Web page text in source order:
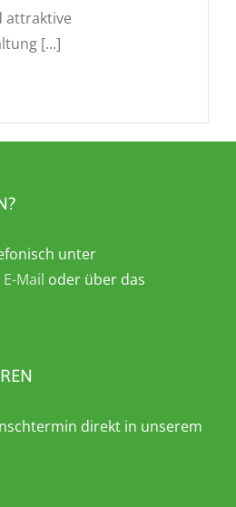
attraktive
[...]
unter
E-Mail oder über das
direkt in unserem